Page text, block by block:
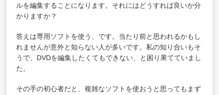
ルを編集することになります。それにはどうすれば良いか分
かりますか？
答えは専用ソフトを使う、です。当たり前と思われるかもし
れませんが意外と知らない人が多いです。私の知り合いもそ
うで、DVDを編集したくてもできない、と困り果てていまし
た。
その手の初心者だと、複雑なソフトを使おうと思ってもまず